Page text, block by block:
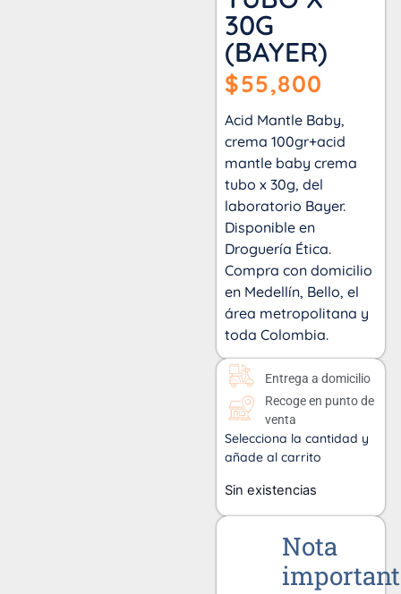
30G
(BAYER)
$55,800
Acid Mantle Baby,
crema 100gr+acid
mantle baby crema
tubo x 30g, del
laboratorio Bayer.
Disponible en
Droguería Ética.
Compra con domicilio
en Medellín, Bello, el
área metropolitana y
toda Colombia.
Entrega a domicilio
Recoge en punto de
venta
Selecciona la cantidad y
añade al carrito
Sin existencias
Nota